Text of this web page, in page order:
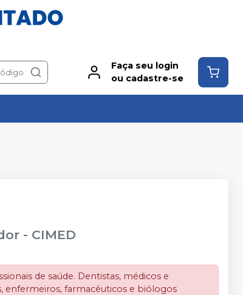
Faça seu login
ou cadastre-se
- CIMED
de saúde. Dentistas, médicos e
enfermeiros, farmacêuticos e biólogos